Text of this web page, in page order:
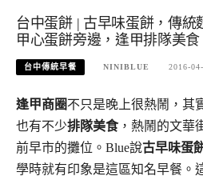
台中蛋餅 | 古早味蛋餅，傳統
甲心蛋餅旁邊，逢甲排隊美食
台中傳統早餐 NINIBLUE 2016-
逢甲商圈不只是晚上很熱鬧，其
也有不少排隊美食，熱鬧的文華
前早市的攤位。Blue說古早味蛋
學時就有印象是這區知名早餐。